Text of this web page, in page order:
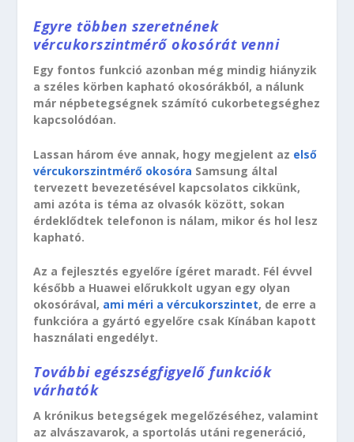
Egyre többen szeretnének
vércukorszintmérő okosórát venni
Egy fontos funkció azonban még mindig hiányzik
a széles körben kapható okosórákból, a nálunk
már népbetegségnek számító cukorbetegséghez
kapcsolódóan.
Lassan három éve annak, hogy megjelent az első
vércukorszintmérő okosóra Samsung által
tervezett bevezetésével kapcsolatos cikkünk,
ami azóta is téma az olvasók között, sokan
érdeklődtek telefonon is nálam, mikor és hol lesz
kapható.
Az a fejlesztés egyelőre ígéret maradt. Fél évvel
később a Huawei előrukkolt ugyan egy olyan
okosórával, ami méri a vércukorszintet, de erre a
funkcióra a gyártó egyelőre csak Kínában kapott
használati engedélyt.
További egészségfigyelő funkciók
várhatók
A krónikus betegségek megelőzéséhez, valamint
az alvászavarok, a sportolás utáni regeneráció,